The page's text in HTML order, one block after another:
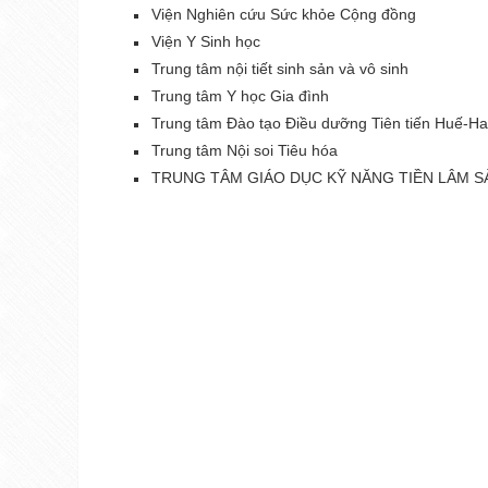
Viện Nghiên cứu Sức khỏe Cộng đồng
Viện Y Sinh học
Trung tâm nội tiết sinh sản và vô sinh
Trung tâm Y học Gia đình
Trung tâm Đào tạo Điều dưỡng Tiên tiến Huế-
Trung tâm Nội soi Tiêu hóa
TRUNG TÂM GIÁO DỤC KỸ NĂNG TIỀN LÂM